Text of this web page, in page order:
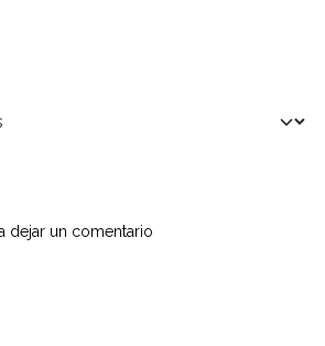
dejar un comentario